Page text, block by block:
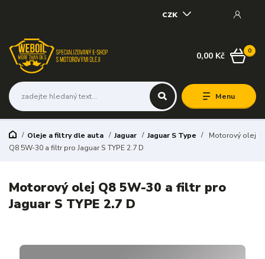
Menu
CZK
0
0,00 Kč
Oleje a filtry dle auta Jaguar Jaguar S Type
Motorový olej
Q8 5W-30 a filtr pro Jaguar S TYPE 2.7 D
Motorový olej Q8 5W-30 a filtr pro
Jaguar S TYPE 2.7 D